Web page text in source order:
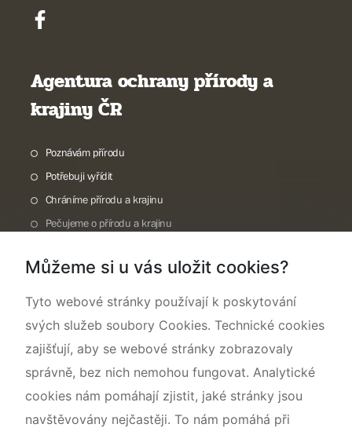
Agentura ochrany přírody a
krajiny ČR
Poznávám přírodu
Potřebuji vyřídit
Chráníme přírodu a krajinu
Pečujeme o přírodu a krajinu
O nás
Můžeme si u vás uložit cookies?
Tyto webové stránky používají k poskytování
svých služeb soubory Cookies. Technické cookies
zajišťují, aby se webové stránky zobrazovaly
správně, bez nich nemohou fungovat. Analytické
cookies nám pomáhají zjistit, jaké stránky jsou
navštěvovány nejčastěji. To nám pomáhá při